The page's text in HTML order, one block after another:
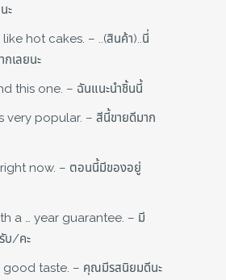
ะ
hot cakes. – ..(สินค้า)..นี่
กเลยนะ
this one. – ฉันแนะนำชิ้นนี้
very popular. – สีนี้ขายดีมาก
right now. – ตอนนี้มีของอยู่
a … year guarantee. – มี
บ/คะ
good taste. – คุณมีรสนิยมดีนะ